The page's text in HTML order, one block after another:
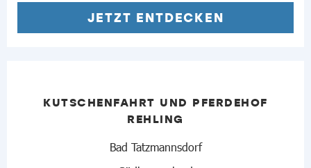
JETZT ENTDECKEN
KUTSCHENFAHRT UND PFERDEHOF
REHLING
Bad Tatzmannsdorf